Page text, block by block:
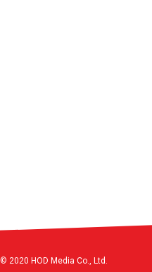
© 2020 HOD Media Co., Ltd.